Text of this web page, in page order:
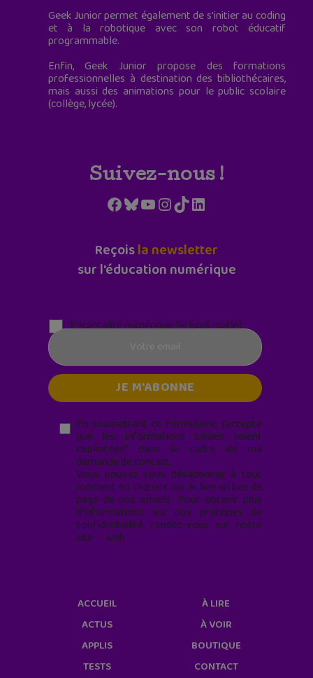
Geek Junior permet également de s'initier au coding
et à la robotique avec son robot éducatif
programmable.
Enfin, Geek Junior propose des formations
professionnelles à destination des bibliothécaires,
mais aussi des animations pour le public scolaire
(collège, lycée).
Suivez-nous !
Facebook
Bluesky
YouTube
Instagram
TikTokLinkedIn
Reçoisla newsletter
sur l'éducation numérique
Parentalité numérique (le lundi matin)
En soumettant ce formulaire, j’accepte
que les informations saisies soient
exploitées* dans le cadre de ma
demande de contact.
Vous pouvez vous désabonner à tout
moment en cliquant sur le lien en bas de
page de nos emails. Pour obtenir plus
d'informations sur nos pratiques de
confidentialité, rendez-vous sur notre
site web
ACCUEIL
ACTUS
APPLIS
TESTS
À LIRE
À VOIR
BOUTIQUE
CONTACT